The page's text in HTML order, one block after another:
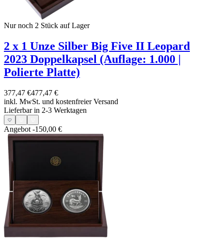
Nur noch 2 Stück auf Lager
2 x 1 Unze Silber Big Five II Leopard
2023 Doppelkapsel (Auflage: 1.000 |
Polierte Platte)
377,47 €477,47 €
inkl. MwSt. und kostenfreier Versand
Lieferbar in 2-3 Werktagen
Angebot -150,00 €